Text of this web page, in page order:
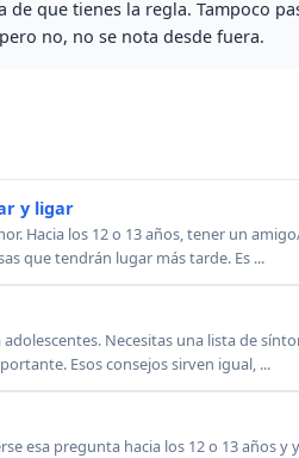
de que tienes la regla. Tampoco
no, no se nota desde fuera.
y ligar
Hacia los 12 o 13 años, tener un
que tendrán lugar más tarde. Es ...
Necesitas una lista de
Esos consejos sirven igual, ...
esa pregunta hacia los 12 o 13 años y